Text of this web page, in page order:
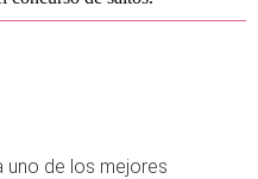
uno de los mejores